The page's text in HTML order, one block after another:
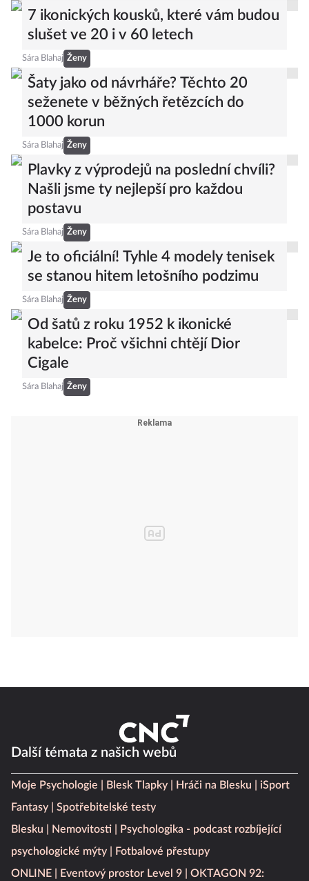
7 ikonických kousků, které vám budou
slušet ve 20 i v 60 letech
Sára Blahaj Ženy
Šaty jako od návrháře? Těchto 20
seženete v běžných řetězcích do
1000 korun
Sára Blahaj Ženy
Plavky z výprodejů na poslední chvíli?
Našli jsme ty nejlepší pro každou
postavu
Sára Blahaj Ženy
Je to oficiální! Tyhle 4 modely tenisek
se stanou hitem letošního podzimu
Sára Blahaj Ženy
Od šatů z roku 1952 k ikonické
kabelce: Proč všichni chtějí Dior
Cigale
Sára Blahaj Ženy
Další témata z našich webů
Moje Psychologie Blesk Tlapky Hráči na Blesku
iSport
Fantasy
Spotřebitelské testy
Blesku
Nemovitosti
Psychologika - podcast rozbíjející
psychologické mýty
Fotbalové přestupy
ONLINE
Eventový prostor Level 9 OKTAGON 92: